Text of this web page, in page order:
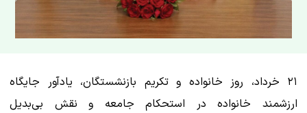
۲۱ خرداد، روز خانواده و تکریم بازنشستگان، یادآور جایگاه
ارزشمند خانواده در استحکام جامعه و نقش بی‌بدیل